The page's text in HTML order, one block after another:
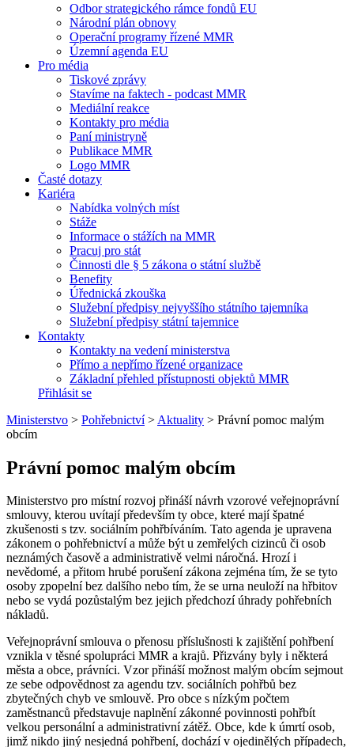
Odbor strategického rámce fondů EU
Národní plán obnovy
Operační programy řízené MMR
Územní agenda EU
Pro média
Tiskové zprávy
Stavíme na faktech - podcast MMR
Mediální reakce
Kontakty pro média
Paní ministryně
Publikace MMR
Logo MMR
Časté dotazy
Kariéra
Nabídka volných míst
Stáže
Informace o stážích na MMR
Pracuj pro stát
Činnosti dle § 5 zákona o státní službě
Benefity
Úřednická zkouška
Služební předpisy nejvyššího státního tajemníka
Služební předpisy státní tajemnice
Kontakty
Kontakty na vedení ministerstva
Přímo a nepřímo řízené organizace
Základní přehled přístupnosti objektů MMR
Přihlásit se
Ministerstvo > Pohřebnictví> Aktuality > Právní pomoc malým
obcím
Právní pomoc malým obcím
Ministerstvo pro místní rozvoj přináší návrh vzorové veřejnoprávní
smlouvy, kterou uvítají především ty obce, které mají špatné
zkušenosti s tzv. sociálním pohřbíváním. Tato agenda je upravena
zákonem o pohřebnictví a může být u zemřelých cizinců či osob
neznámých časově a administrativě velmi náročná. Hrozí i
nevědomé, a přitom hrubé porušení zákona zejména tím, že se tyto
osoby zpopelní bez dalšího nebo tím, že se urna neuloží na hřbitov
nebo se vydá pozůstalým bez jejich předchozí úhrady pohřebních
nákladů.
Veřejnoprávní smlouva o přenosu příslušnosti k zajištění pohřbení
vznikla v těsné spolupráci MMR a krajů. Přizvány byly i některá
města a obce, právníci. Vzor přináší možnost malým obcím sejmout
ze sebe odpovědnost za agendu tzv. sociálních pohřbů bez
zbytečných chyb ve smlouvě. Pro obce s nízkým počtem
zaměstnanců představuje naplnění zákonné povinnosti pohřbít
velkou personální a administrativní zátěž. Obce, kde k úmrtí osob,
jimž nikdo jiný nesjedná pohřbení, dochází v ojedinělých případech,